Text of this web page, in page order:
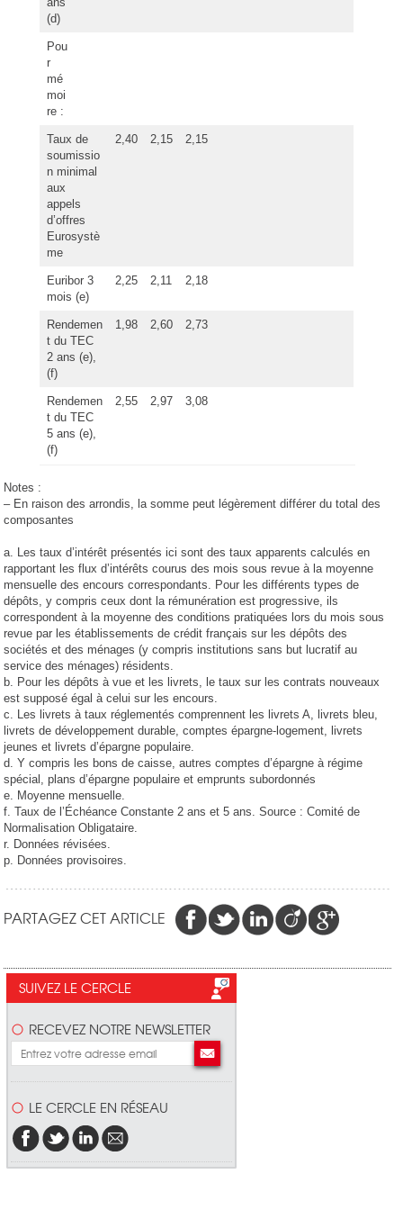
(d)
Pou
r
mé
moi
re :
Taux de
soumissio
n minimal
aux
appels
d’offres
Eurosystè
me
2,40 2,15 2,15
Euribor 3
mois (e)
2,25 2,11 2,18
Rendemen
t du TEC
2 ans (e),
(f)
1,98 2,60 2,73
Rendemen
t du TEC
5 ans (e),
(f)
2,55 2,97 3,08
Notes :
– En raison des arrondis, la somme peut légèrement différer du total des
composantes
a. Les taux d’intérêt présentés ici sont des taux apparents calculés en
rapportant les flux d’intérêts courus des mois sous revue à la moyenne
mensuelle des encours correspondants. Pour les différents types de
dépôts, y compris ceux dont la rémunération est progressive, ils
correspondent à la moyenne des conditions pratiquées lors du mois sous
revue par les établissements de crédit français sur les dépôts des
sociétés et des ménages (y compris institutions sans but lucratif au
service des ménages) résidents.
b. Pour les dépôts à vue et les livrets, le taux sur les contrats nouveaux
est supposé égal à celui sur les encours.
c. Les livrets à taux réglementés comprennent les livrets A, livrets bleu,
livrets de développement durable, comptes épargne-logement, livrets
jeunes et livrets d’épargne populaire.
d. Y compris les bons de caisse, autres comptes d’épargne à régime
spécial, plans d’épargne populaire et emprunts subordonnés
e. Moyenne mensuelle.
f. Taux de l’Échéance Constante 2 ans et 5 ans. Source : Comité de
Normalisation Obligataire.
r. Données révisées.
p. Données provisoires.
PARTAGEZ CET ARTICLE
SUIVEZ LE CERCLE
RECEVEZ NOTRE NEWSLETTER
LE CERCLE EN RÉSEAU